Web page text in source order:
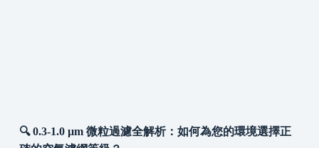
🔍 0.3-1.0 µm 微粒過濾全解析：如何為您的環境選擇正